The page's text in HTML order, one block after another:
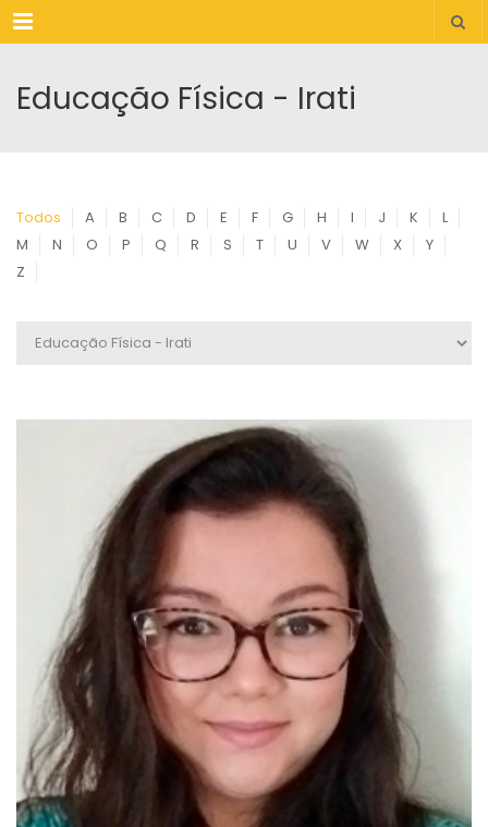
Menu
Educação Física - Irati
Todos A B C D E F G H I J K
L
M
N O P Q R S T U V W X
Y
Z